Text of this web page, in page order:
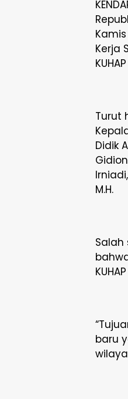
Kerja
Turut
Didik
M.H.
Salah
baru